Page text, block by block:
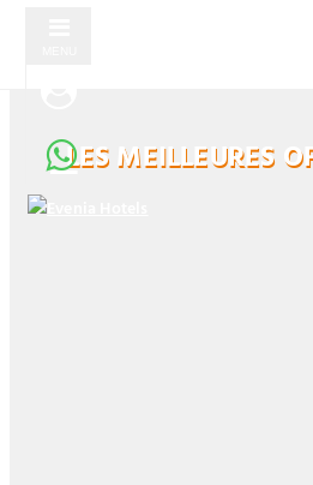
LES MEILLEURES